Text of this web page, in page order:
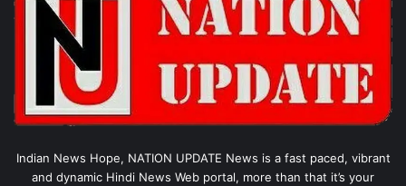
Indian News Hope, NATION UPDATE News is a fast paced, vibrant
and dynamic Hindi News Web portal, more than that it’s your